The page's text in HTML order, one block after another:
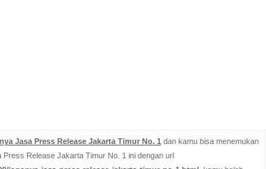
Jasa Press Release Jakarta Timur No. 1 dan kamu bisa menemukan
Press Release Jakarta Timur No. 1 ini dengan url